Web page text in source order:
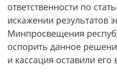
ответственности по
искажении результатов
Минпросвещения
оспорить данное
и кассация оставили его